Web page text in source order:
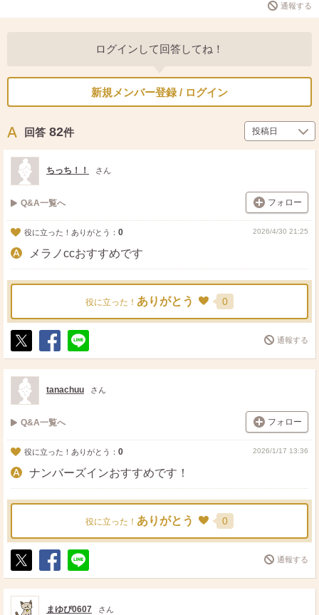
通報する
ログインして回答してね！
新規メンバー登録 / ログイン
回答 82件
ちっち！！ さん
Q&A一覧へ フォロー
役に立った！ありがとう： 0 2026/4/30 21:25
メラノccおすすめです
役に立った！ ありがとう 0
ポ
ス
ト
シ
ェ
送
る
通報する
tanachuu さん
Q&A一覧へ フォロー
役に立った！ありがとう： 0 2026/1/17 13:36
ナンバーズインおすすめです！
役に立った！ ありがとう 0
ポ
ス
ト
シ
ェ
送
る
通報する
まゆぴ0607 さん